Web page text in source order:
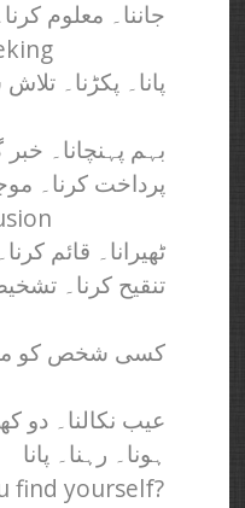
جاننا۔ معلوم
پانا۔ پکڑنا۔ تلاش
بہم پہنچانا۔ خبر
پرداخت کرنا۔
ٹھیرانا۔ قائم
تنقیح کرنا۔
کسی شخص کو
عیب نکالنا۔ دو کھ
ہونا۔ رہنا۔ پانا
find yourself?